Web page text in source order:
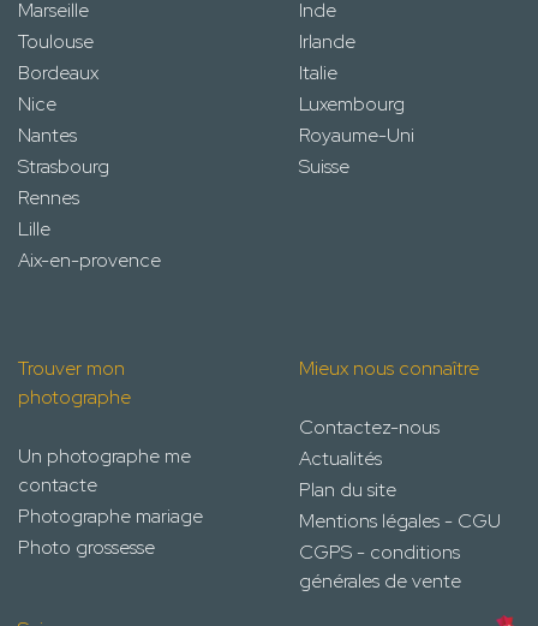
Marseille
Toulouse
Bordeaux
Nice
Nantes
Strasbourg
Rennes
Lille
Aix-en-provence
Inde
Irlande
Italie
Luxembourg
Royaume-Uni
Suisse
Trouver mon
photographe
Un photographe me
contacte
Photographe mariage
Photo grossesse
Mieux nous connaître
Contactez-nous
Actualités
Plan du site
Mentions légales - CGU
CGPS - conditions
générales de vente